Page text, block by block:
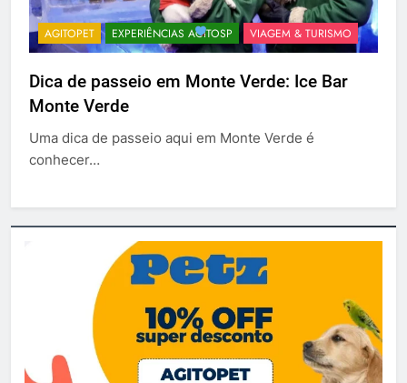
AGITOPET EXPERIÊNCIAS AGITOSP VIAGEM & TURISMO
Dica de passeio em Monte Verde: Ice Bar
Monte Verde
Uma dica de passeio aqui em Monte Verde é
conhecer…